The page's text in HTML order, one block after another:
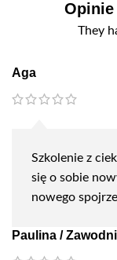
They
Aga
Szkolenie z
się o sobie
nowego
Paulina /